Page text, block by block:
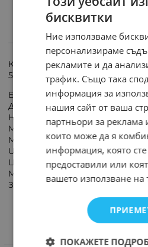
Контакт с 1 гнездо шуко и
5V 2.4A за зареждане Technik.
Брой гнезда: 1
Дължина на кабела: Без кабел
Напрежение входно: Max. 250V
Максимален ток: 16А
Максимална мощност: 3500W
USB: да, 2xUSB-A 5V DC, 2.4A
Цвят: Бял/сив
Материал: PVC
Защита за деца: да
бисквитки
Ние използваме
персонализираме
рекламите и да
трафик. Също така
информация за
нашия сайт от ваша
партньори за реклама
които може да я
информация, която
предоставили или
вашето използване на
ПОКАЖЕТЕ